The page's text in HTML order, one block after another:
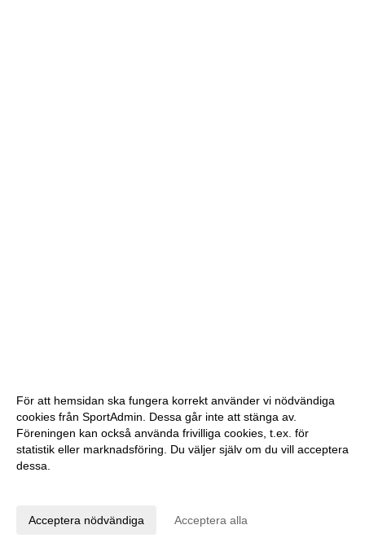
För att hemsidan ska fungera korrekt använder vi nödvändiga
cookies från SportAdmin. Dessa går inte att stänga av.
Föreningen kan också använda frivilliga cookies, t.ex. för
statistik eller marknadsföring. Du väljer själv om du vill acceptera
dessa.
Acceptera nödvändiga Acceptera alla